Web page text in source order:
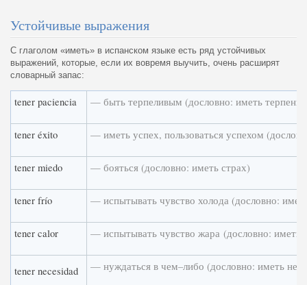
Устойчивые выражения
С глаголом «иметь» в испанском языке есть ряд устойчивых
выражений, которые, если их вовремя выучить, очень расширят
словарный запас:
tener paciencia — быть терпеливым (дословно: иметь
tener éxito — иметь успех, пользоваться успехом
tener miedo — бояться (дословно: иметь страх)
tener frío — испытывать чувство холода (дословно:
tener calor — испытывать чувство жара (дословно: иметь
tener necesidad — нуждаться в чем–либо (дословно: иметь